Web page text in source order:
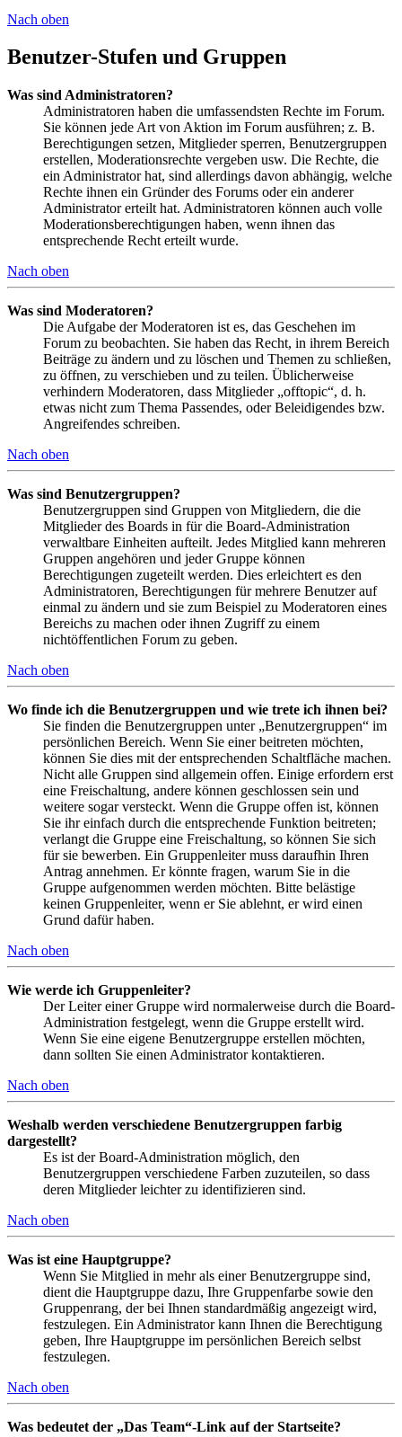
Nach oben
Benutzer-Stufen und Gruppen
Was sind Administratoren?
Administratoren haben die umfassendsten Rechte im Forum.
Sie können jede Art von Aktion im Forum ausführen; z. B.
Berechtigungen setzen, Mitglieder sperren, Benutzergruppen
erstellen, Moderationsrechte vergeben usw. Die Rechte, die
ein Administrator hat, sind allerdings davon abhängig, welche
Rechte ihnen ein Gründer des Forums oder ein anderer
Administrator erteilt hat. Administratoren können auch volle
Moderationsberechtigungen haben, wenn ihnen das
entsprechende Recht erteilt wurde.
Nach oben
Was sind Moderatoren?
Die Aufgabe der Moderatoren ist es, das Geschehen im
Forum zu beobachten. Sie haben das Recht, in ihrem Bereich
Beiträge zu ändern und zu löschen und Themen zu schließen,
zu öffnen, zu verschieben und zu teilen. Üblicherweise
verhindern Moderatoren, dass Mitglieder „offtopic“, d. h.
etwas nicht zum Thema Passendes, oder Beleidigendes bzw.
Angreifendes schreiben.
Nach oben
Was sind Benutzergruppen?
Benutzergruppen sind Gruppen von Mitgliedern, die die
Mitglieder des Boards in für die Board-Administration
verwaltbare Einheiten aufteilt. Jedes Mitglied kann mehreren
Gruppen angehören und jeder Gruppe können
Berechtigungen zugeteilt werden. Dies erleichtert es den
Administratoren, Berechtigungen für mehrere Benutzer auf
einmal zu ändern und sie zum Beispiel zu Moderatoren eines
Bereichs zu machen oder ihnen Zugriff zu einem
nichtöffentlichen Forum zu geben.
Nach oben
Wo finde ich die Benutzergruppen und wie trete ich ihnen bei?
Sie finden die Benutzergruppen unter „Benutzergruppen“ im
persönlichen Bereich. Wenn Sie einer beitreten möchten,
können Sie dies mit der entsprechenden Schaltfläche machen.
Nicht alle Gruppen sind allgemein offen. Einige erfordern erst
eine Freischaltung, andere können geschlossen sein und
weitere sogar versteckt. Wenn die Gruppe offen ist, können
Sie ihr einfach durch die entsprechende Funktion beitreten;
verlangt die Gruppe eine Freischaltung, so können Sie sich
für sie bewerben. Ein Gruppenleiter muss daraufhin Ihren
Antrag annehmen. Er könnte fragen, warum Sie in die
Gruppe aufgenommen werden möchten. Bitte belästige
keinen Gruppenleiter, wenn er Sie ablehnt, er wird einen
Grund dafür haben.
Nach oben
Wie werde ich Gruppenleiter?
Der Leiter einer Gruppe wird normalerweise durch die Board-
Administration festgelegt, wenn die Gruppe erstellt wird.
Wenn Sie eine eigene Benutzergruppe erstellen möchten,
dann sollten Sie einen Administrator kontaktieren.
Nach oben
Weshalb werden verschiedene Benutzergruppen farbig
dargestellt?
Es ist der Board-Administration möglich, den
Benutzergruppen verschiedene Farben zuzuteilen, so dass
deren Mitglieder leichter zu identifizieren sind.
Nach oben
Was ist eine Hauptgruppe?
Wenn Sie Mitglied in mehr als einer Benutzergruppe sind,
dient die Hauptgruppe dazu, Ihre Gruppenfarbe sowie den
Gruppenrang, der bei Ihnen standardmäßig angezeigt wird,
festzulegen. Ein Administrator kann Ihnen die Berechtigung
geben, Ihre Hauptgruppe im persönlichen Bereich selbst
festzulegen.
Nach oben
Was bedeutet der „Das Team“-Link auf der Startseite?